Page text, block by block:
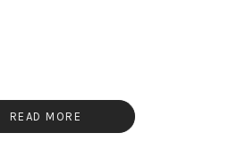
READ MORE